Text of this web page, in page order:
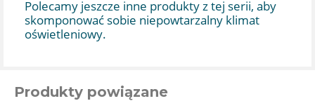
Polecamy jeszcze inne produkty z tej serii, aby
skomponować sobie niepowtarzalny klimat
oświetleniowy.
Produkty powiązane